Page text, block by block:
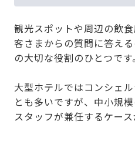
観光スポットや周辺の飲
客さまからの質問に答え
の大切な役割のひとつです
大型ホテルではコンシェ
とも多いですが、中小規
スタッフが兼任するケース